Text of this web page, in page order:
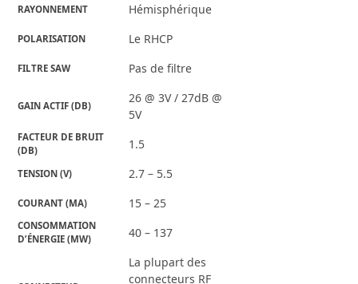
RAYONNEMENT Hémisphérique
POLARISATION Le RHCP
FILTRE SAW Pas de filtre
GAIN ACTIF (DB)
26 @ 3V / 27dB @
5V
FACTEUR DE BRUIT
(DB)
1.5
TENSION (V) 2.7 – 5.5
COURANT (MA) 15 – 25
CONSOMMATION
D’ÉNERGIE (MW)
40 – 137
La plupart des
connecteurs RF